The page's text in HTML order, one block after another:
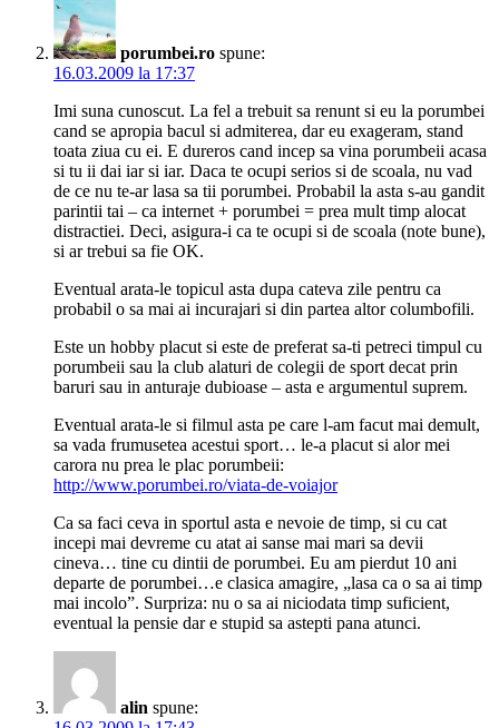
porumbei.ro spune:
16.03.2009 la 17:37
Imi suna cunoscut. La fel a trebuit sa renunt si eu la porumbei
cand se apropia bacul si admiterea, dar eu exageram, stand
toata ziua cu ei. E dureros cand incep sa vina porumbeii acasa
si tu ii dai iar si iar. Daca te ocupi serios si de scoala, nu vad
de ce nu te-ar lasa sa tii porumbei. Probabil la asta s-au gandit
parintii tai – ca internet + porumbei = prea mult timp alocat
distractiei. Deci, asigura-i ca te ocupi si de scoala (note bune),
si ar trebui sa fie OK.
Eventual arata-le topicul asta dupa cateva zile pentru ca
probabil o sa mai ai incurajari si din partea altor columbofili.
Este un hobby placut si este de preferat sa-ti petreci timpul cu
porumbeii sau la club alaturi de colegii de sport decat prin
baruri sau in anturaje dubioase – asta e argumentul suprem.
Eventual arata-le si filmul asta pe care l-am facut mai demult,
sa vada frumusetea acestui sport… le-a placut si alor mei
carora nu prea le plac porumbeii:
http://www.porumbei.ro/viata-de-voiajor
Ca sa faci ceva in sportul asta e nevoie de timp, si cu cat
incepi mai devreme cu atat ai sanse mai mari sa devii
cineva… tine cu dintii de porumbei. Eu am pierdut 10 ani
departe de porumbei…e clasica amagire, „lasa ca o sa ai timp
mai incolo”. Surpriza: nu o sa ai niciodata timp suficient,
eventual la pensie dar e stupid sa astepti pana atunci.
alin spune: